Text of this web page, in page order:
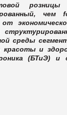
розницы
чем
среды
красоты и
(БТиЭ) и